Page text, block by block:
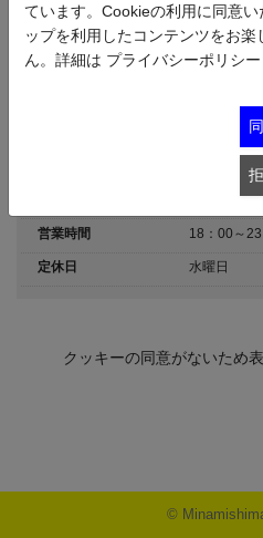
そうめん
【南島原そうめん鉢夏のキャンペーン対
※こちらのメニューは2025.7.1～
長崎県南島
0957-82-
営業時間 18：00～
定休日 水曜日
クッキーの同意がないため
©
ています。Cookieの利用に同意
ップを利用したコンテンツをお
ん。詳細は プライバシーポリシー